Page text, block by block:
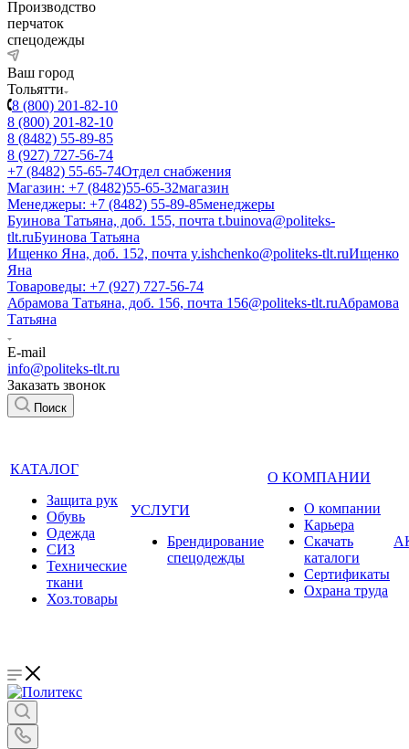
Производство
перчаток
спецодежды
Ваш город
Тольятти
8 (800) 201-82-10
8 (800) 201-82-10
8 (8482) 55-89-85
8 (927) 727-56-74
+7 (8482) 55-65-74Отдел снабжения
Магазин: +7 (8482)55-65-32магазин
Менеджеры: +7 (8482) 55-89-85менеджеры
Буинова Татьяна, доб. 155, почта t.buinova@politeks-
tlt.ruБуинова Татьяна
Ищенко Яна, доб. 152, почта y.ishchenko@politeks-tlt.ruИщенко
Яна
Товароведы: +7 (927) 727-56-74
Абрамова Татьяна, доб. 156, почта 156@politeks-tlt.ruАбрамова
Татьяна
E-mail
info@politeks-tlt.ru
Заказать звонок
Поиск
КАТАЛОГ
Защита рук
Обувь
Одежда
СИЗ
Технические
ткани
Хоз.товары
УСЛУГИ
Брендирование
спецодежды
О КОМПАНИИ
О компании
Карьера
Cкачать
каталоги
Сертификаты
Охрана труда